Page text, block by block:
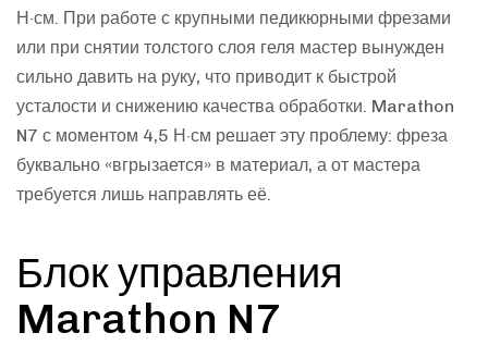
Н·см. При работе с крупными педикюрными фрезами
или при снятии толстого слоя геля мастер вынужден
сильно давить на руку, что приводит к быстрой
усталости и снижению качества обработки. Marathon
N7 с моментом 4,5 Н·см решает эту проблему: фреза
буквально «вгрызается» в материал, а от мастера
требуется лишь направлять её.
Блок управления
Marathon N7